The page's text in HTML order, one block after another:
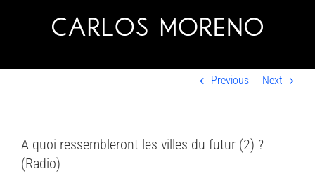
Previous Next
A quoi ressembleront les villes du futur (2) ?
(Radio)